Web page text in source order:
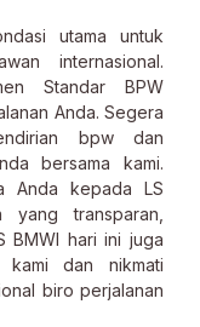
utama untuk
internasional.
Standar BPW
Anda. Segera
bpw dan
bersama kami.
Anda kepada LS
yang transparan,
BMWI hari ini juga
kami dan nikmati
biro perjalanan